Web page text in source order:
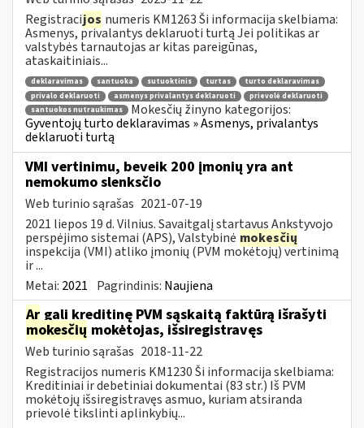
Registracijos numeris KM1263 Ši informacija skelbiama:
Asmenys, privalantys deklaruoti turtą Jei politikas ar
valstybės tarnautojas ar kitas pareigūnas,
ataskaitiniais...
deklaravimas santuoka sutuoktinis turtas
turto deklaravimas
privalo deklaruoti
asmenys privalantys deklaruoti
prievolė deklaruoti
santuokos nutraukimas
Mokesčių žinyno kategorijos:
Gyventojų turto deklaravimas » Asmenys, privalantys
deklaruoti turtą
VMI vertinimu, beveik 200 įmonių yra ant
nemokumo slenksčio
Web turinio sąrašas 2021-07-19
2021 liepos 19 d. Vilnius. Savaitgalį startavus Ankstyvojo
perspėjimo sistemai (APS), Valstybinė mokesčių
inspekcija (VMI) atliko įmonių (PVM mokėtojų) vertinimą
ir ...
Metai: 2021 Pagrindinis: Naujiena
Ar gali kreditinę PVM sąskaitą faktūrą išrašyti
mokesčių mokėtojas, išsiregistravęs
Web turinio sąrašas 2018-11-22
Registracijos numeris KM1230 Ši informacija skelbiama:
Kreditiniai ir debetiniai dokumentai (83 str.) Iš PVM
mokėtojų išsiregistravęs asmuo, kuriam atsiranda
prievolė tikslinti aplinkybių...